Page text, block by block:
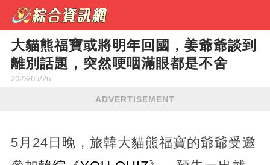
大貓熊福寶或將明年回國，姜爺爺談到
離別話題，突然哽咽滿眼都是不舍
2023/05/26
ADVERTISEMENT
5月24日晚，旅韓大貓熊福寶的爺爺受邀